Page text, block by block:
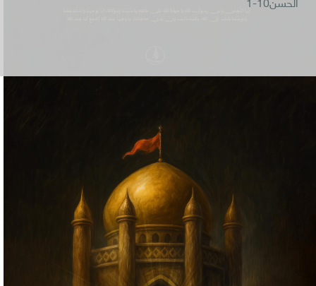
الحسن10-1